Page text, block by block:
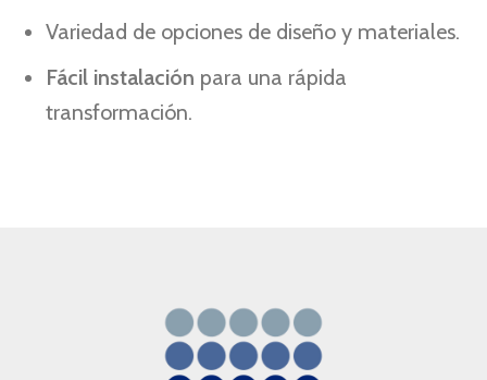
Variedad de opciones de diseño y materiales.
Fácil instalación para una rápida
transformación.